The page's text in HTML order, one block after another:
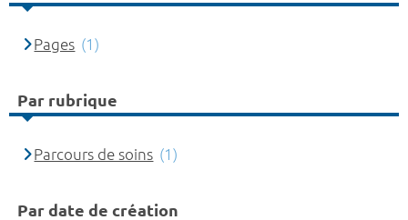
Pages (1)
Par rubrique
Parcours de soins (1)
Par date de création